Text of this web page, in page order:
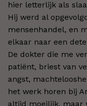
hier letterlijk als
Hij werd al
mensenhandel, en
elkaar naar een
De dokter die me
patiënt, briest van
angst,
het werk horen bij
altijd moeilijk, maar